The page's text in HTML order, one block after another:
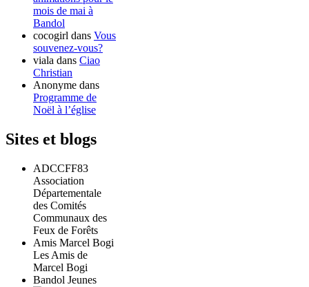
mois de mai à
Bandol
cocogirl dans Vous
souvenez-vous?
viala dans Ciao
Christian
Anonyme dans
Programme de
Noël à l’église
Sites et blogs
ADCCFF83
Association
Départementale
des Comités
Communaux des
Feux de Forêts
Amis Marcel Bogi
Les Amis de
Marcel Bogi
Bandol Jeunes